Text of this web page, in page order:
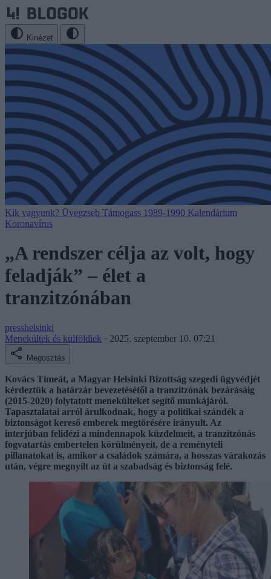
Kinézet
Kik vagyunk? Üvegzseb Támogass 1989-1990 Kalendárium
Koronavírus
„A rendszer célja az volt, hogy
feladják” – élet a
tranzitzónában
presshelsinki
Menekültek és külföldiek · 2025. szeptember 10. 07:21
Megosztás
Kovács Tímeát, a Magyar Helsinki Bizottság szegedi ügyvédjét
kérdeztük a határzár bevezetésétől a tranzitzónák bezárásáig
(2015-2020) folytatott menekülteket segítő munkájáról.
Tapasztalatai arról árulkodnak, hogy a politikai szándék a
biztonságot kereső emberek megtörésére irányult. Az
interjúban felidézi a mindennapok küzdelmeit, a tranzitzónás
fogvatartás embertelen körülményeit, de a reményteli
pillanatokat is, amikor a családok számára, a hosszas várakozás
után, végre megnyílt az út a szabadság és biztonság felé.